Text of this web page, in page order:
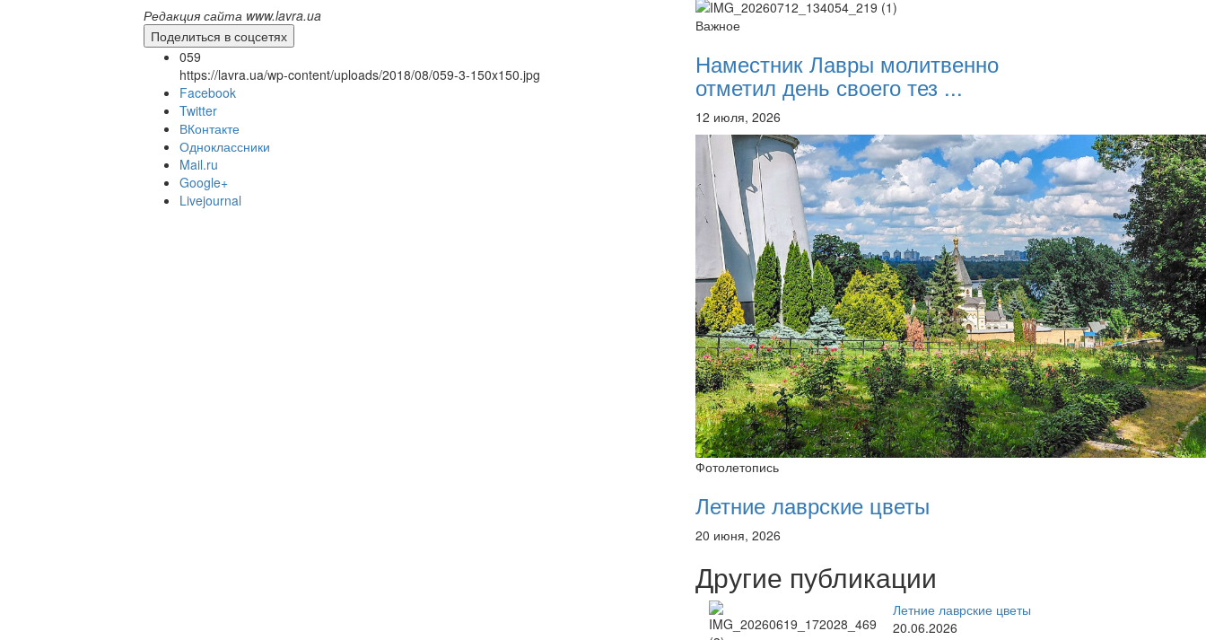
Перейти к архиву
Редакция сайта www.lavra.ua
Поделиться в соцсетях
059
https://lavra.ua/wp-content/uploads/2018/08/059-3-150x150.jpg
Facebook
Twitter
ВКонтакте
Одноклассники
Mail.ru
Google+
Livejournal
Важное
Наместник Лавры молитвенно
отметил день своего тез ...
12 июля, 2026
Фотолетопись
Летние лаврские цветы
20 июня, 2026
Другие публикации
Летние лаврские цветы
20.06.2026